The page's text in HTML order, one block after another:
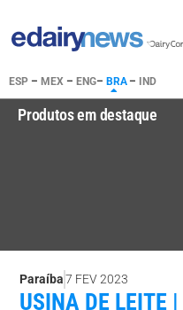
ESP – MEX – ENG– BRA– IND
Produtos em destaque
Paraíba 7 FEV 2023
USINA DE LEITE |